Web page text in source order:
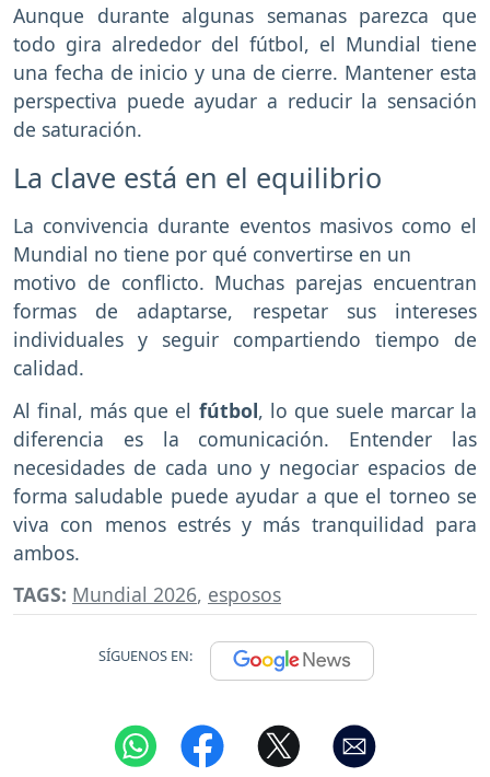
Aunque durante algunas semanas parezca que
todo gira alrededor del fútbol, el Mundial tiene
una fecha de inicio y una de cierre. Mantener esta
perspectiva puede ayudar a reducir la sensación
de saturación.
La clave está en el equilibrio
La convivencia durante eventos masivos como el
Mundial no tiene por qué convertirse en un
motivo de conflicto. Muchas parejas encuentran
formas de adaptarse, respetar sus intereses
individuales y seguir compartiendo tiempo de
calidad.
Al final, más que el fútbol, lo que suele marcar la
diferencia es la comunicación. Entender las
necesidades de cada uno y negociar espacios de
forma saludable puede ayudar a que el torneo se
viva con menos estrés y más tranquilidad para
ambos.
TAGS: Mundial 2026, esposos
SÍGUENOS EN: